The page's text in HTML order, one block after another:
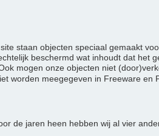
staan objecten speciaal gemaakt
beschermd wat inhoudt dat het
Ook mogen onze objecten niet
worden meegegeven in Freeware en
de jaren heen hebben wij al vier